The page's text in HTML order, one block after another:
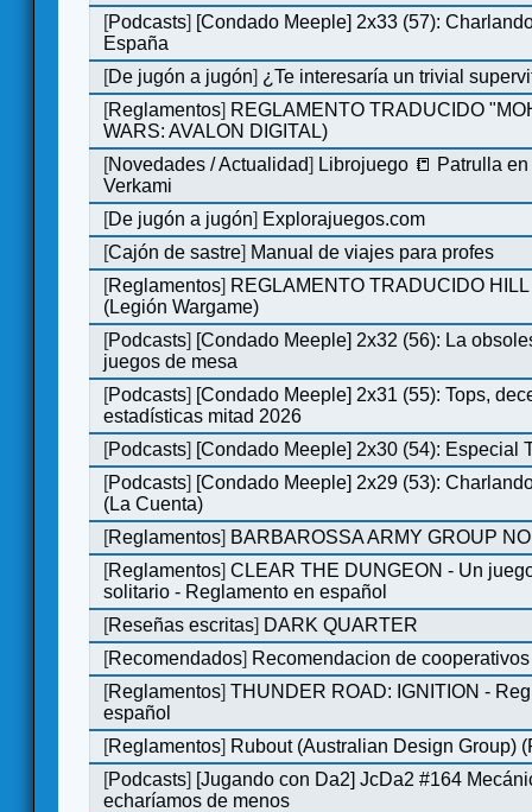
[Podcasts] [Condado Meeple] 2x33 (57):
España
[De jugón a jugón] ¿Te interesaría un trivial
[Reglamentos] REGLAMENTO TRADUCIDO
WARS: AVALON DIGITAL)
[Novedades / Actualidad] Librojuego 📒 Patrulla
Verkami
[De jugón a jugón] Explorajuegos.com
[Cajón de sastre] Manual de viajes para profes
[Reglamentos] REGLAMENTO TRADUCIDO
(Legión Wargame)
[Podcasts] [Condado Meeple] 2x32 (56): La
juegos de mesa
[Podcasts] [Condado Meeple] 2x31 (55): Tops,
estadísticas mitad 2026
[Podcasts] [Condado Meeple] 2x30 (54): Especial
[Podcasts] [Condado Meeple] 2x29 (53):
(La Cuenta)
[Reglamentos] BARBAROSSA ARMY GROUP
[Reglamentos]CLEAR THE DUNGEON - Un
solitario - Reglamento en español
[Reseñas escritas] DARK QUARTER
[Recomendados] Recomendacion de
[Reglamentos]THUNDER ROAD: IGNITION -
español
[Reglamentos] Rubout (Australian Design Group)
[Podcasts] [Jugando con Da2] JcDa2 #164
echaríamos de menos